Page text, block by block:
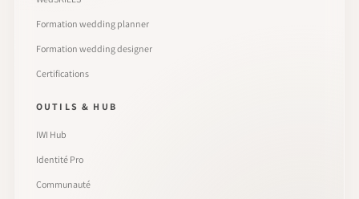
Formation wedding planner
Formation wedding designer
Certifications
OUTILS & HUB
IWI Hub
Identité Pro
Communauté